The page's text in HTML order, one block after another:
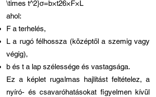
\times t^2}σ=b×t26×F×L​
ahol:
F a terhelés,
L a rugó félhossza (középtől a szemig vagy
végig),
b és t a lap szélessége és vastagsága.
Ez a képlet rugalmas hajlítást feltételez, a
nyíró- és csavaróhatásokat figyelmen kívül